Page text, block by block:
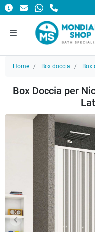
Home Box doccia Box
Box Doccia per
Precedente
keyboard_arrow_left